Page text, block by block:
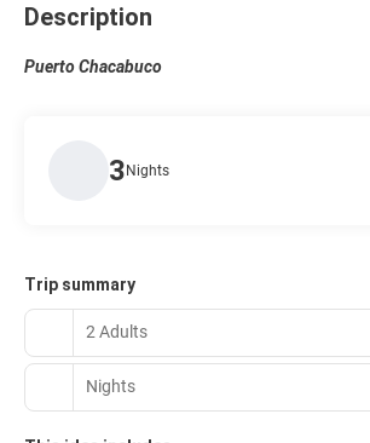
Description
Puerto Chacabuco
3Nights
Trip summary
2 Adults
Nights